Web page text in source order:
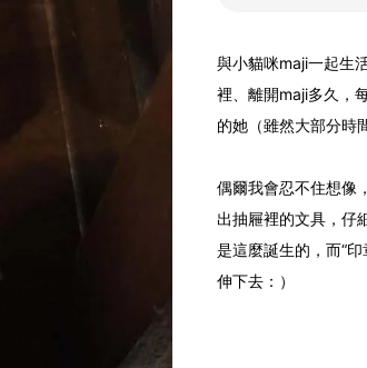
與小貓咪maji一起生
裡、離開maji多久，
的她（雖然大部分時
偶爾我會忍不住想像
出抽屜裡的文具，仔
是這麼誕生的，而“
伸下去：）